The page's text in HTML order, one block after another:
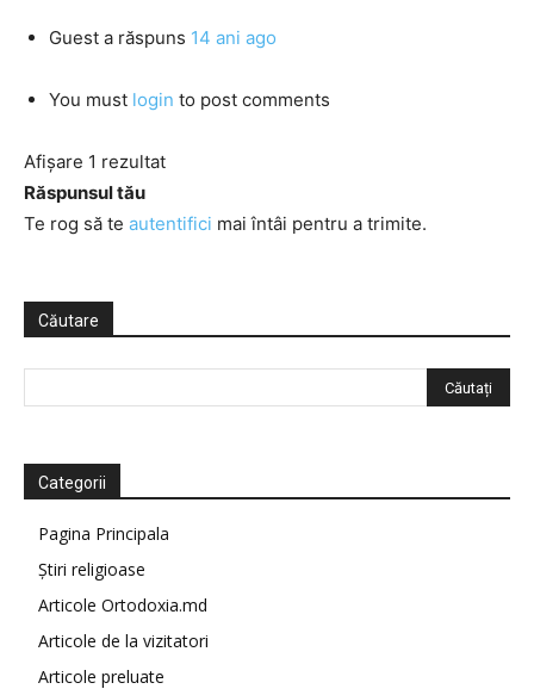
Guest a răspuns 14 ani ago
You must login to post comments
Afișare 1 rezultat
Răspunsul tău
Te rog să te autentifici mai întâi pentru a trimite.
Căutare
Categorii
Pagina Principala
Știri religioase
Articole Ortodoxia.md
Articole de la vizitatori
Articole preluate